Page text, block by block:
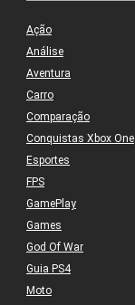
Ação
Análise
Aventura
Carro
Comparação
Conquistas Xbox One
Esportes
FPS
GamePlay
Games
God Of War
Guia PS4
Moto